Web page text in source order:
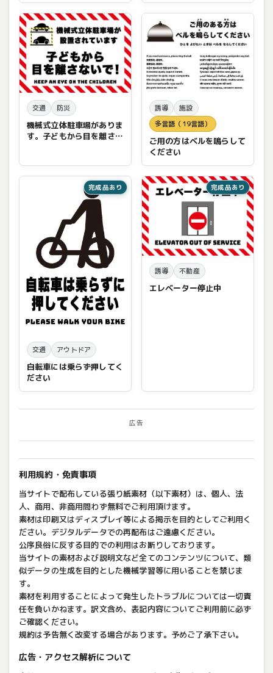
交通 防災
機械式立体駐車場がありま
す。子どもから目を離さな
誘導
施設
多言語（19言語）
ご用の方はベルを鳴らして
ください
完成品あり
交通 アウトドア
自転車には乗らず押してく
ださい
完成品あり
誘導 不動産
エレベーター停止中
広告
利用規約・免責事項
当サイトで配布している張り紙素材（以下素材）は、個人、法
人、商用、非商用問わず無料でご利用頂けます。
素材は印刷又はディスプレイ等による掲示を目的としてご利用く
ださい。デジタルデータでの再配布はご遠慮ください。
公序良俗に反する目的での利用はお断りしております。
当サイトの素材および説明文など全てのコンテンツについて、類
似データの生成を目的とした機械学習等に用いることを禁じま
す。
素材を利用することによって発生したトラブルについては一切責
任を負いかねます。訳文含め、表記内容についてご利用前に必ず
ご確認ください。
規約は予告無く改変する場合があります。予めご了承下さい。
広告・アクセス解析について